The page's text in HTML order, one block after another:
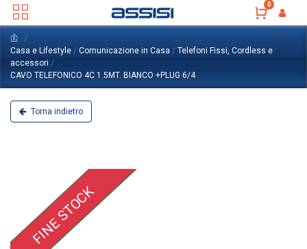
0
Casa e Lifestyle / Comunicazione in Casa / Telefoni Fissi, Cordless e
accessori /
CAVO TELEFONICO 4C 1.5MT. BIANCO +PLUG 6/4
Torna indietro
FINE STOCK